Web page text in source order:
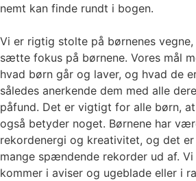
nemt kan finde rundt i bogen.
Vi er rigtig stolte på børnenes
sætte fokus på børnene. Vores mål
hvad børn går og laver, og hvad de
således anerkende dem med alle
påfund. Det er vigtigt for alle børn,
også betyder noget. Børnene har
rekordenergi og kreativitet, og det
mange spændende rekorder ud af.
kommer i aviser og ugeblade eller i